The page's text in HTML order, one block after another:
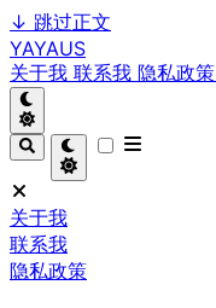
↓ 跳过正文
YAYAUS
关于我 联系我 隐私政策
关于我
联系我
隐私政策